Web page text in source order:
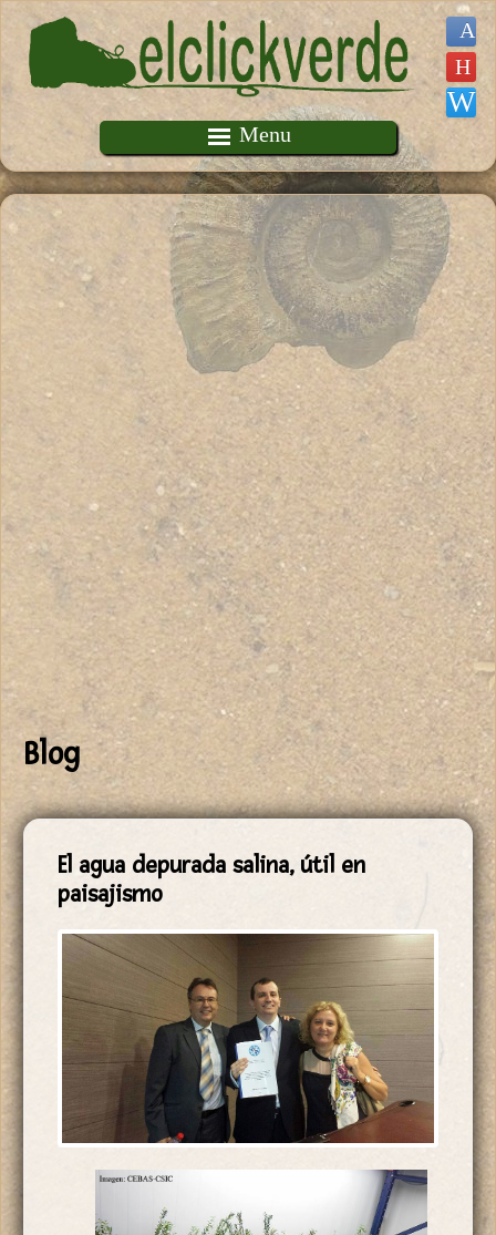
Pasar al contenido principal
Menu
Blog
El agua depurada salina, útil en
paisajismo